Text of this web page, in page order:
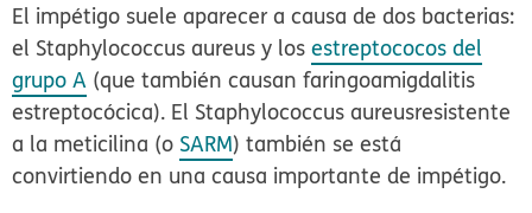
El impétigo suele aparecer a causa de dos bacterias:
el Staphylococcus aureus y losestreptococos del
grupo A (que también causan faringoamigdalitis
estreptocócica). El Staphylococcus aureusresistente
a la meticilina (oSARM) también se está
convirtiendo en una causa importante de impétigo.